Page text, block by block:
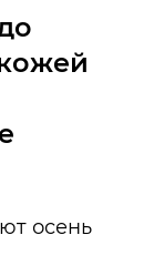
осень